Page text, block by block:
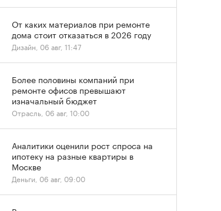
От каких материалов при ремонте
дома стоит отказаться в 2026 году
Дизайн, 06 авг, 11:47
Более половины компаний при
ремонте офисов превышают
изначальный бюджет
Отрасль, 06 авг, 10:00
Аналитики оценили рост спроса на
ипотеку на разные квартиры в
Москве
Деньги, 06 авг, 09:00